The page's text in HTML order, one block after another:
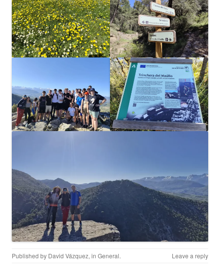
Published by David Vázquez, in General. Leave a reply